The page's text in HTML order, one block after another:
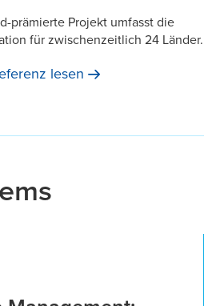
prämierte Projekt umfasst die
für zwischenzeitlich 24 Länder.
lesen